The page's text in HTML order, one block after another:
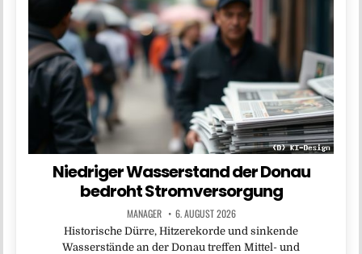
Niedriger Wasserstand der Donau
bedroht Stromversorgung
MANAGER 6. AUGUST 2026
Historische Dürre, Hitzerekorde und sinkende
Wasserstände an der Donau treffen Mittel- und